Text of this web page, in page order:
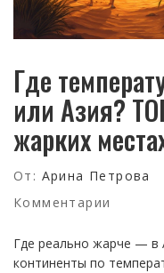
Где
или Азия?
жарких
От: Арина Петрова
Комментарии
Где реально жарче — в
континенты по